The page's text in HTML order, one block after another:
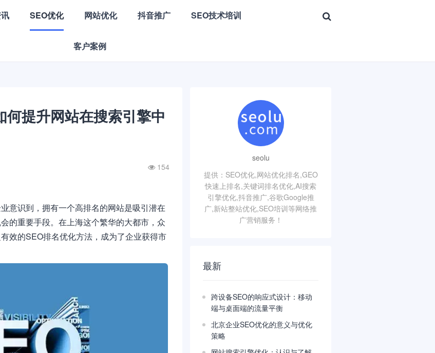
SEO优化 网站优化 抖音推广 SEO技术培训
客户案例
提升网站在搜索引擎中
154
意识到，拥有一个高排名的网站是吸引潜在
的重要手段。在上海这个繁华的大都市，众
效的SEO排名优化方法，成为了企业获得市
seolu
提供：SEO优化,网站优化排名,GEO
快速上排名,关键词排名优化,AI搜索
引擎优化,抖音推广,谷歌Google推
广,新站整站优化,SEO培训等网络推
广营销服务！
最新
跨设备SEO的响应式设计：移动
端与桌面端的流量平衡
北京企业SEO优化的意义与优化
策略